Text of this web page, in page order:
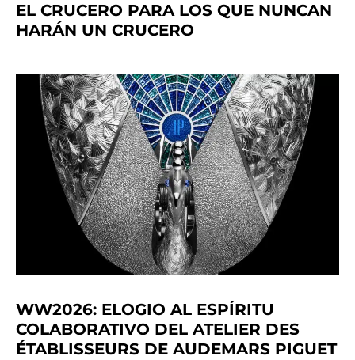
EL CRUCERO PARA LOS QUE NUNCAN
HARÁN UN CRUCERO
WW2026: ELOGIO AL ESPÍRITU
COLABORATIVO DEL ATELIER DES
ÉTABLISSEURS DE AUDEMARS PIGUET